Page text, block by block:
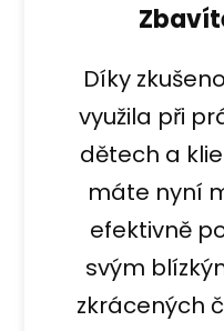
Díky
využila při
dětech a
máte nyní
efektivně
svým
zkrácených